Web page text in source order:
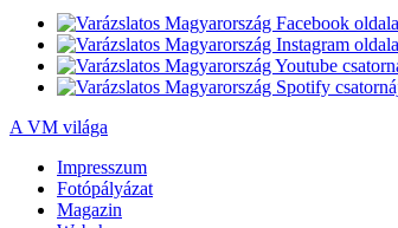
A VM világa
Impresszum
Fotópályázat
Magazin